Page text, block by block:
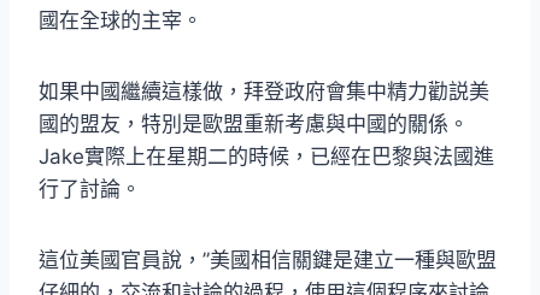
國在全球的主宰。
如果中國繼續這樣做，拜登政府會集中精力勸説美
國的盟友，特別是歐盟重新考慮與中國的關係。
Jake實際上在星期二的時候，已經在巴黎與法國進
行了討論。
這位美國官員說，”美國相信關鍵是建立一種與歐盟